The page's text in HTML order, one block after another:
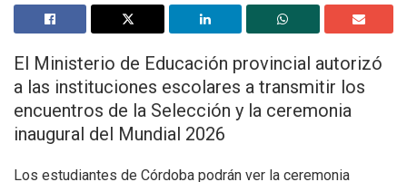
El Ministerio de Educación provincial autorizó
a las instituciones escolares a transmitir los
encuentros de la Selección y la ceremonia
inaugural del Mundial 2026
Los estudiantes de Córdoba podrán ver la ceremonia